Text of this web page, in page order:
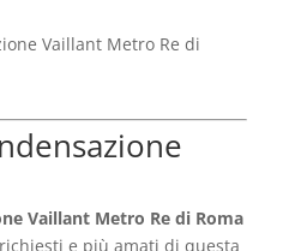
Vaillant Metro Re di
Vaillant Metro Re di Roma
e più amati di questa